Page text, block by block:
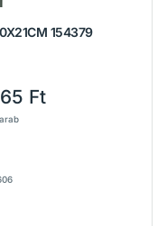
154379
Ft